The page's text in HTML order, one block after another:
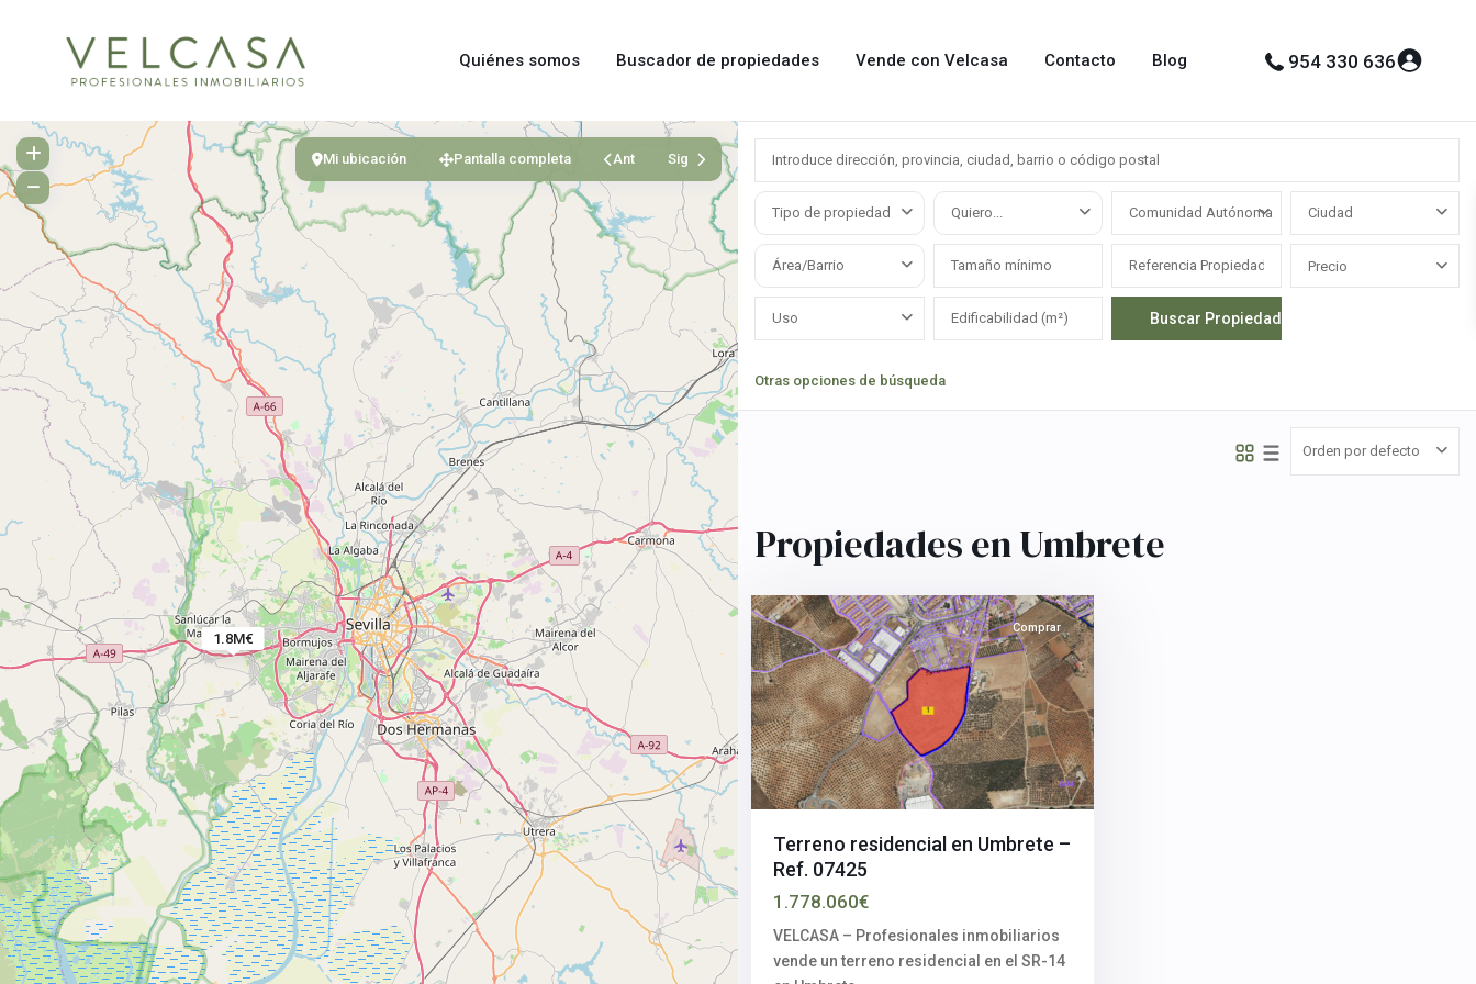
Quiénes somos Buscador de propiedades Vende con Velcasa Contacto Blog 954 330 636
1.8M€
Mi ubicación Pantalla completa Ant Sig
Tipo de propiedad Quiero... Comunidad Autónoma Ciudad
Área/Barrio Precio
Uso
Otras opciones de búsqueda
Orden por defecto
Propiedades en Umbrete
3
provincia
Comprar
Terreno residencial en Umbrete –
Ref. 07425
1.778.060€
VELCASA – Profesionales inmobiliarios
vende un terreno residencial en el SR-14